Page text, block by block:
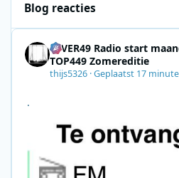
Blog reacties
4EVER49 Radio start
TOP449 Zomereditie
thijs5326 ·Geplaatst 17
.